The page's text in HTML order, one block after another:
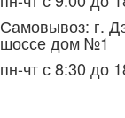
Самовывоз: г.
шоссе дом №1
пн-чт с 8:30 до